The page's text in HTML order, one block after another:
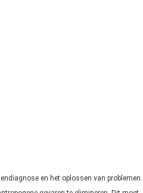
en het oplossen van problemen.